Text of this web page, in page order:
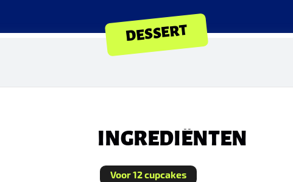
DESSERT
INGREDIËNTEN
Voor 12 cupcakes